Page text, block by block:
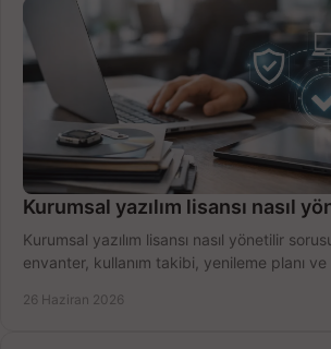
Kurumsal yazılım lisansı nasıl
Kurumsal yazılım lisansı nasıl yönetilir
envanter, kullanım takibi, yenileme planı
26 Haziran 2026